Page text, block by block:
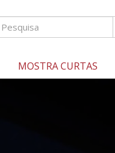
MOSTRA CURTAS